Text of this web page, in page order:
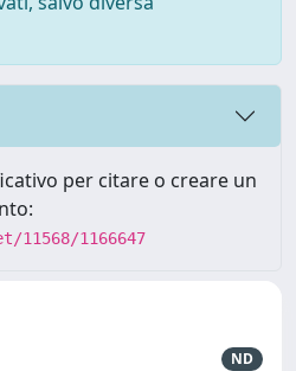
per citare o creare un
1166647
ND